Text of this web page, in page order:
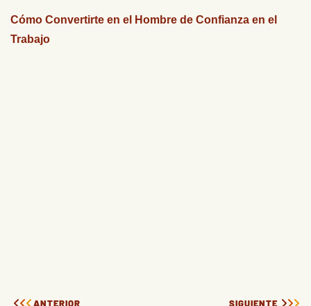
Cómo Convertirte en el Hombre de Confianza en el
Trabajo
ANTERIOR SIGUIENTE